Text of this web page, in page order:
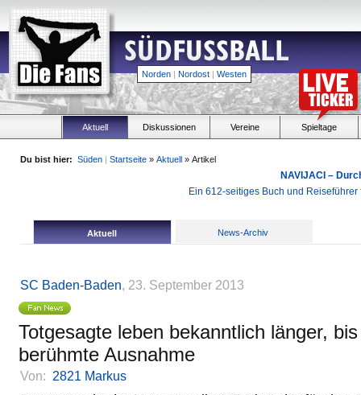
Norden | Nordost | Westen
Aktuell Diskussionen Vereine Spieltage
Du bist hier: Süden | Startseite » Aktuell » Artikel
NAVIJACI –
Ein 612-seitiges Buch und
Aktuell News-Archiv
SC Baden-Baden, 23. September 2013
Totgesagte leben bekanntlich länger,
berühmte Ausnahme
Von: 2821 Markus